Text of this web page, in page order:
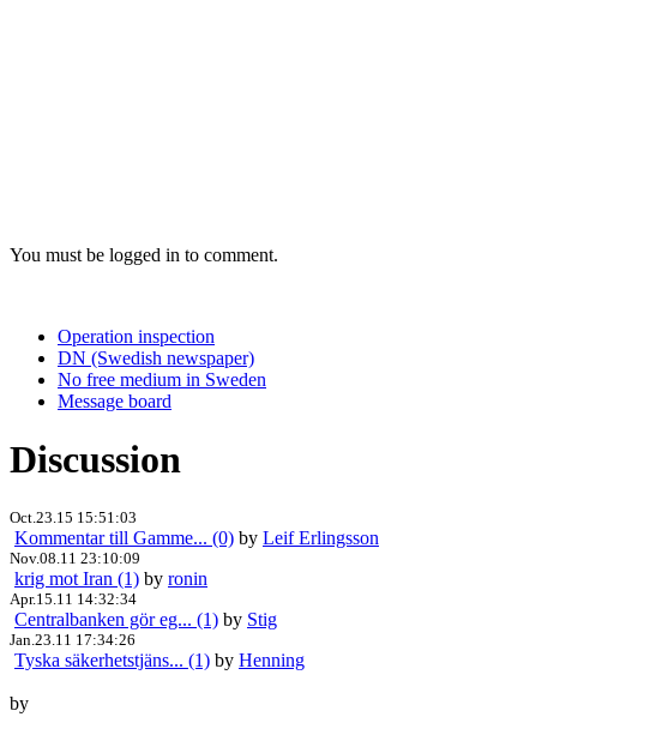
You must be logged in to comment.
Operation inspection
DN (Swedish newspaper)
No free medium in Sweden
Message board
Discussion
Oct.23.15 15:51:03
Kommentar till Gamme... (0) by Leif Erlingsson
Nov.08.11 23:10:09
krig mot Iran (1) by ronin
Apr.15.11 14:32:34
Centralbanken gör eg... (1) by Stig
Jan.23.11 17:34:26
Tyska säkerhetstjäns... (1) by Henning
by